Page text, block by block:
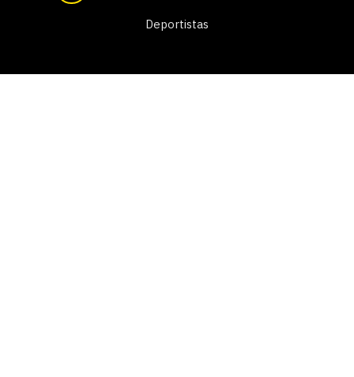
Deportistas